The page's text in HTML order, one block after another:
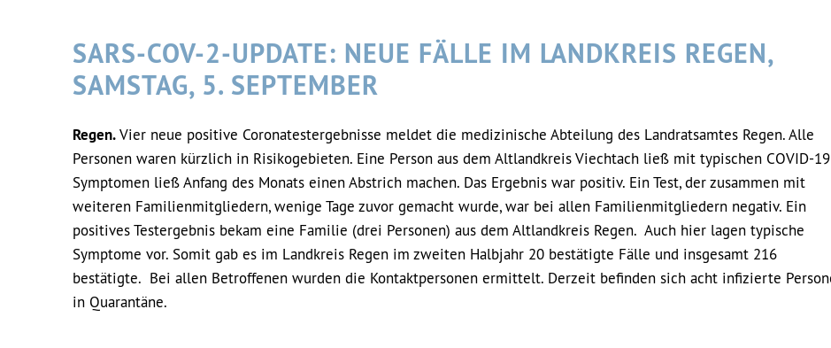
SARS-COV-2-UPDATE: NEUE FÄLLE IM LANDKREIS REGEN,
SAMSTAG, 5. SEPTEMBER
Regen.Vier neue positive Coronatestergebnisse meldet die medizinische Abteilung des Landratsamtes Regen. Alle
Personen waren kürzlich in Risikogebieten. Eine Person aus dem Altlandkreis Viechtach ließ mit typischen COVID-
Symptomen ließ Anfang des Monats einen Abstrich machen. Das Ergebnis war positiv. Ein Test, der zusammen mit
weiteren Familienmitgliedern, wenige Tage zuvor gemacht wurde, war bei allen Familienmitgliedern negativ. Ein
positives Testergebnis bekam eine Familie (drei Personen) aus dem Altlandkreis Regen. Auch hier lagen typische
Symptome vor. Somit gab es im Landkreis Regen im zweiten Halbjahr 20 bestätigte Fälle und insgesamt 216
bestätigte. Bei allen Betroffenen wurden die Kontaktpersonen ermittelt. Derzeit befinden sich acht infizierte
in Quarantäne.